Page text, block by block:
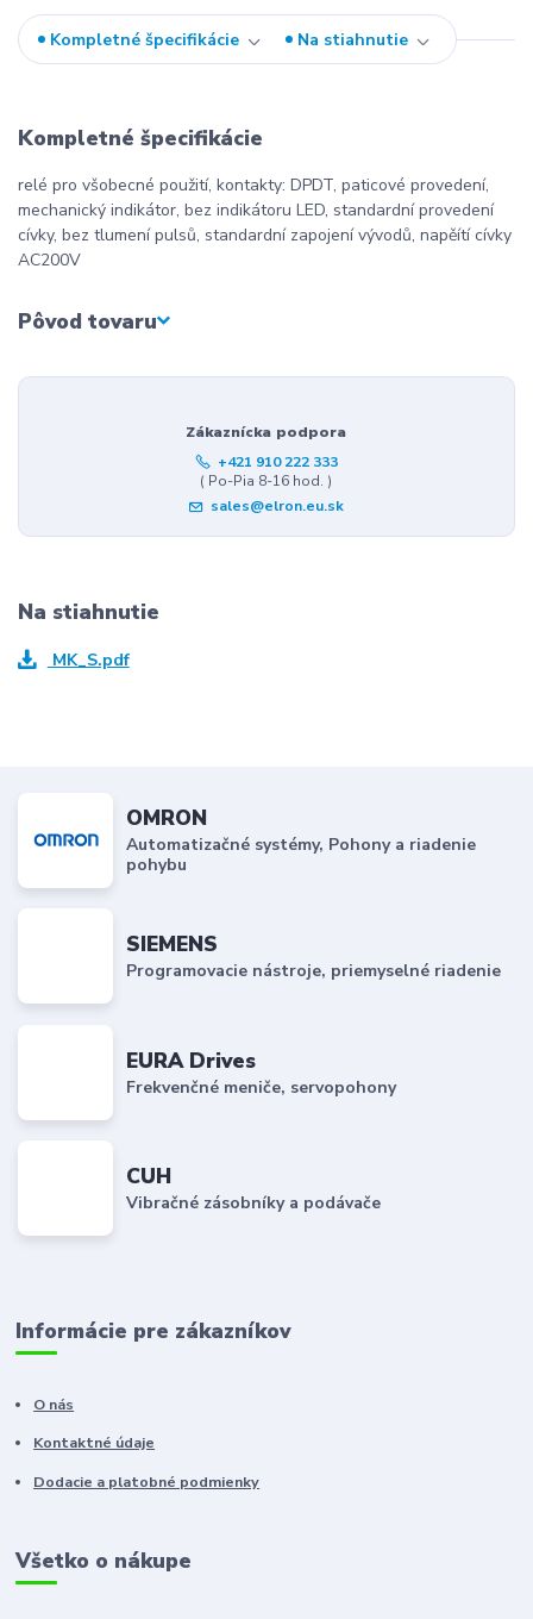
Kompletné špecifikácie Na stiahnutie
Kompletné špecifikácie
relé pro všobecné použití, kontakty: DPDT, paticové provedení,
mechanický indikátor, bez indikátoru LED, standardní provedení
cívky, bez tlumení pulsů, standardní zapojení vývodů, napěítí cívky
AC200V
Pôvod tovaru
Zákaznícka podpora
+421 910 222 333
( Po-Pia 8-16 hod. )
sales@elron.eu.sk
Na stiahnutie
MK_S.pdf
OMRON
Automatizačné systémy, Pohony a riadenie
pohybu
SIEMENS
Programovacie nástroje, priemyselné riadenie
EURA Drives
Frekvenčné meniče, servopohony
CUH
Vibračné zásobníky a podávače
Informácie pre zákazníkov
O nás
Kontaktné údaje
Dodacie a platobné podmienky
Všetko o nákupe